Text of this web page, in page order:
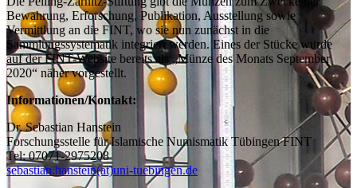
Bewahrung, Erforschung, Publikation, Ausstellung sowie
Vermittlung an die FINT, wo sie nun zunächst in die
Sammlungssystematik integriert werden. Eines der Stücke wurde
auf der FINT-Website bereits als „Münze des Monats September
2020“ näher vorgestellt.
Informationen/Kontakt:
Dr. Sebastian Hanstein
Forschungsstelle für Islamische Numismatik Tübingen FINT
Tel: 07071-2975208
sebastian.hanstein(at)uni-tuebingen.de